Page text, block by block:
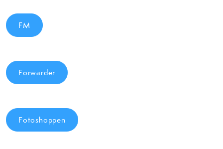
FM
Forwarder
Fotoshoppen